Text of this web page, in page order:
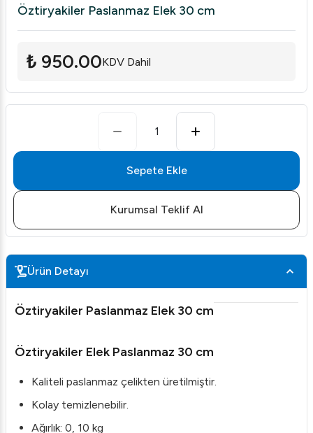
Öztiryakiler Paslanmaz Elek 30 cm
₺ 950.00KDV Dahil
1
Sepete Ekle
Kurumsal Teklif Al
Ürün Detayı
Öztiryakiler Paslanmaz Elek 30 cm
Öztiryakiler Elek Paslanmaz 30 cm
Kaliteli paslanmaz çelikten üretilmiştir.
Kolay temizlenebilir.
Ağırlık: 0, 10 kg